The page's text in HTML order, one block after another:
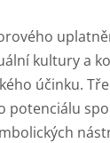
kultury a
účinku.